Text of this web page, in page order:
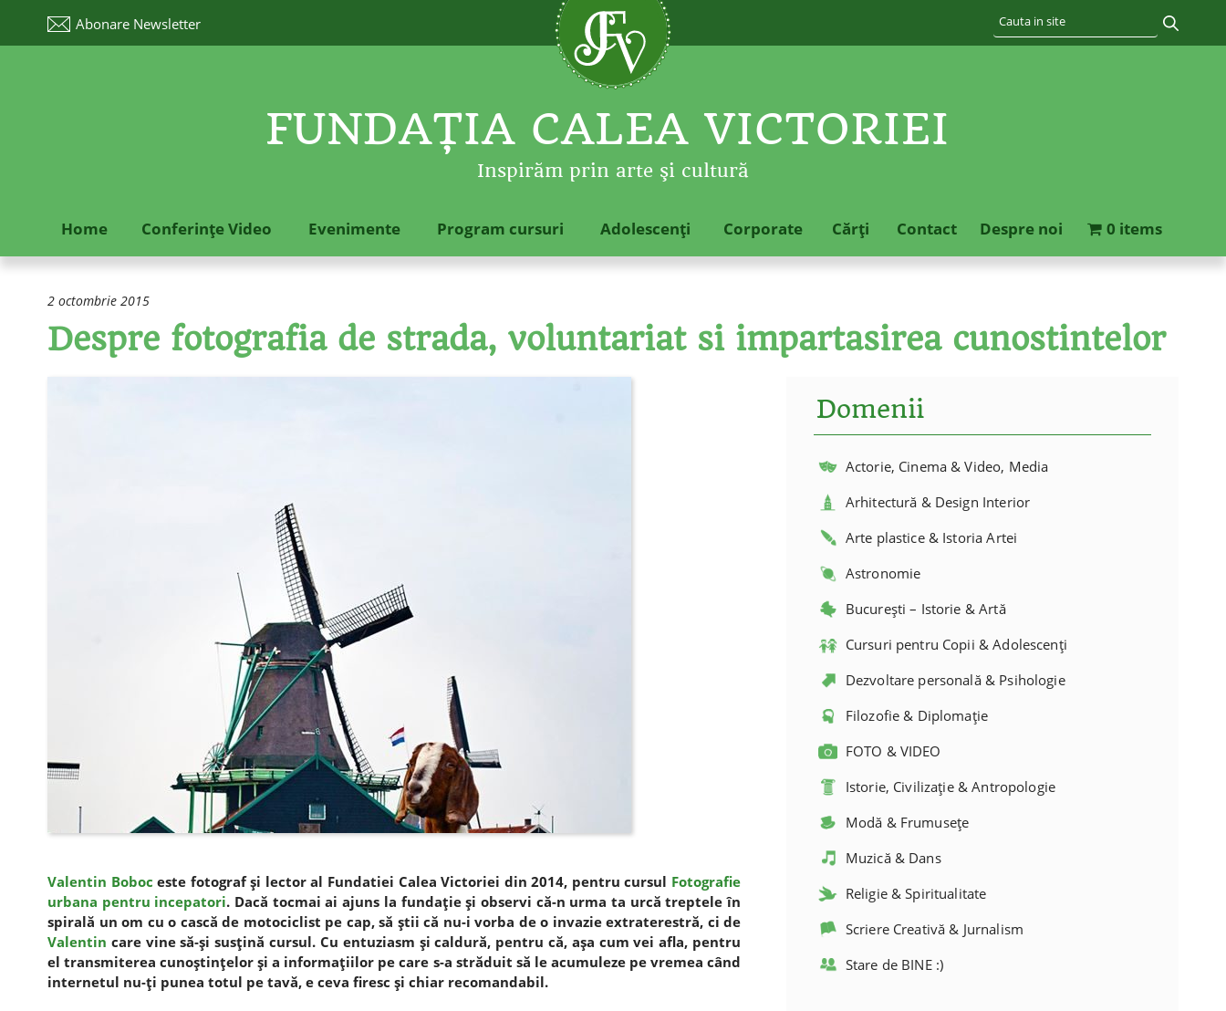
Abonare Newsletter
FUNDAŢIA CALEA VICTORIEI
Inspirăm prin arte şi cultură
Home Conferinţe Video Evenimente Program cursuri Adolescenţi Corporate Cărţi Contact Despre noi 0 items
2 octombrie 2015
Despre fotografia de strada, voluntariat si impartasirea cunostintelor
Valentin Boboc este fotograf şi lector al Fundatiei Calea Victoriei din 2014, pentru cursul Fotografie
urbana pentru incepatori. Dacă tocmai ai ajuns la fundaţie şi observi că-n urma ta urcă treptele în
spirală un om cu o cască de motociclist pe cap, să ştii că nu-i vorba de o invazie extraterestră, ci de
Valentin care vine să-şi susţină cursul. Cu entuziasm şi caldură, pentru că, aşa cum vei afla, pentru
el transmiterea cunoştinţelor şi a informaţiilor pe care s-a străduit să le acumuleze pe vremea când
internetul nu-ţi punea totul pe tavă, e ceva firesc şi chiar recomandabil.
Domenii
Actorie, Cinema & Video, Media
Arhitectură & Design Interior
Arte plastice & Istoria Artei
Astronomie
București – Istorie & Artă
Cursuri pentru Copii & Adolescenți
Dezvoltare personală & Psihologie
Filozofie & Diplomație
FOTO & VIDEO
Istorie, Civilizație & Antropologie
Modă & Frumusețe
Muzică & Dans
Religie & Spiritualitate
Scriere Creativă & Jurnalism
Stare de BINE :)